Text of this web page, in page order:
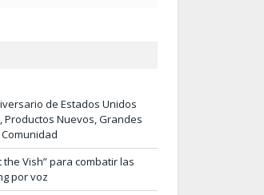
de Estados Unidos
Productos Nuevos, Grandes
the Vish” para combatir las
por voz